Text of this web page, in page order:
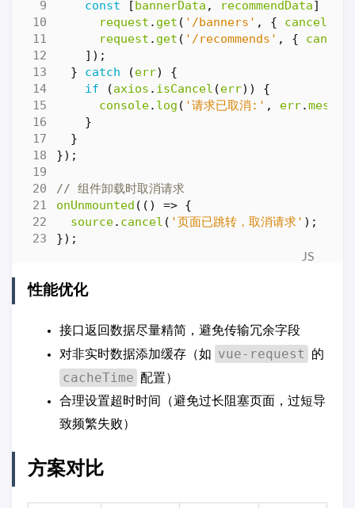
const
[bannerData , recommendData]
request . get ( '/banners' , {
request . get ( '/recommends' , {
]);
}
catch (err)
{
if
(axios . isCancel (err))
{
console. log ( '请求已取消:' , err.
}
}
});
onUnmounted (() => {
source. cancel ( '页面已跳转，取消请求' );
});
性能优化
接口返回数据尽量精简，避免传输冗余字段
对非实时数据添加缓存（如
vue-request 的
cacheTime
配置）
合理设置超时时间（避免过长阻塞页面，过短导
致频繁失败）
方案对比